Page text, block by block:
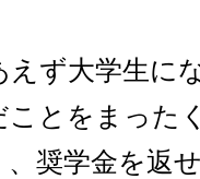
えず大学生に
ことをまった
奨学金を返せ